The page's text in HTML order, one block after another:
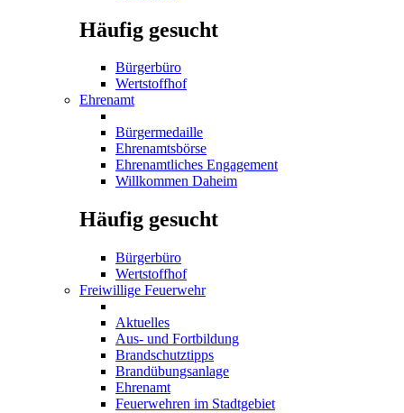
Häufig gesucht
Bürgerbüro
Wertstoffhof
Ehrenamt
Bürgermedaille
Ehrenamtsbörse
Ehrenamtliches Engagement
Willkommen Daheim
Häufig gesucht
Bürgerbüro
Wertstoffhof
Freiwillige Feuerwehr
Aktuelles
Aus- und Fortbildung
Brandschutztipps
Brandübungsanlage
Ehrenamt
Feuerwehren im Stadtgebiet